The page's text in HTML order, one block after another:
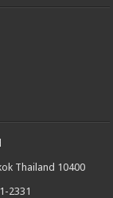
Thailand 10400
2331